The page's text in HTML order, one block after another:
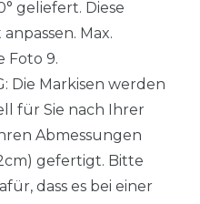
geliefert. Diese
Max.
Foto 9.
Die Markisen werden
für Sie nach Ihrer
Abmessungen
gefertigt. Bitte
dass es bei einer